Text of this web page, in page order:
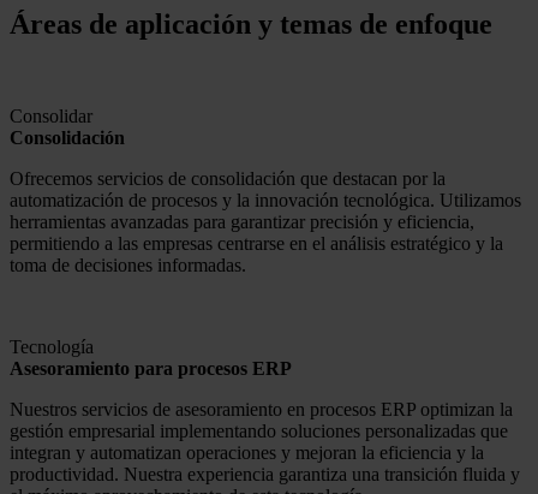
Áreas de aplicación y temas de enfoque
Consolidar
Consolidación
Ofrecemos servicios de consolidación que destacan por la
automatización de procesos y la innovación tecnológica. Utilizamos
herramientas avanzadas para garantizar precisión y eficiencia,
permitiendo a las empresas centrarse en el análisis estratégico y la
toma de decisiones informadas.
Tecnología
Asesoramiento para procesos ERP
Nuestros servicios de asesoramiento en procesos ERP optimizan la
gestión empresarial implementando soluciones personalizadas que
integran y automatizan operaciones y mejoran la eficiencia y la
productividad. Nuestra experiencia garantiza una transición fluida y